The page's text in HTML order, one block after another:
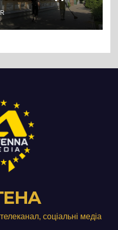
соціальні медіа